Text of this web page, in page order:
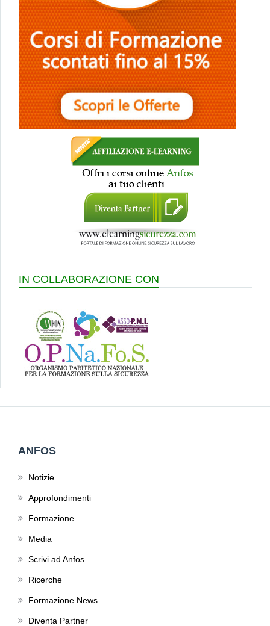
IN COLLABORAZIONE CON
ANFOS
Notizie
Approfondimenti
Formazione
Media
Scrivi ad Anfos
Ricerche
Formazione News
Diventa Partner